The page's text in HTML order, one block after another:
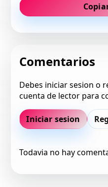
Comentarios
Debes iniciar sesion o
cuenta de lector para
Iniciar sesion
Todavia no hay